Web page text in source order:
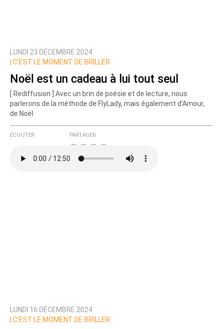
LUNDI 23 DÉCEMBRE 2024
C’EST LE MOMENT DE BRILLER
Noël est un cadeau à lui tout seul
[ Rediffusion ] Avec un brin de poésie et de lecture, nous
parlerons de la méthode de FlyLady, mais également d’Amour,
de Noël
ÉCOUTER PARTAGER
LUNDI 16 DÉCEMBRE 2024
C’EST LE MOMENT DE BRILLER